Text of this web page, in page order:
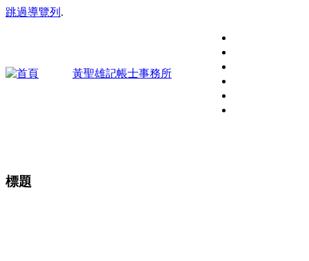
跳過導覽列 .
黃聖雄記帳士事務所
標題